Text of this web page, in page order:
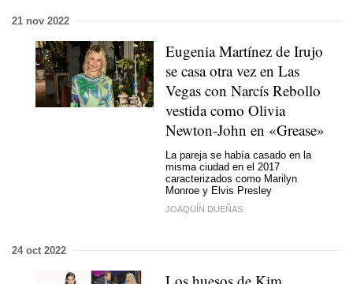
21 nov 2022
Eugenia Martínez de Irujo
se casa otra vez en Las
Vegas con Narcís Rebollo
vestida como Olivia
Newton-John en «Grease»
La pareja se había casado en la
misma ciudad en el 2017
caracterizados como Marilyn
Monroe y Elvis Presley
JOAQUÍN DUEÑAS
24 oct 2022
Los huesos de Kim